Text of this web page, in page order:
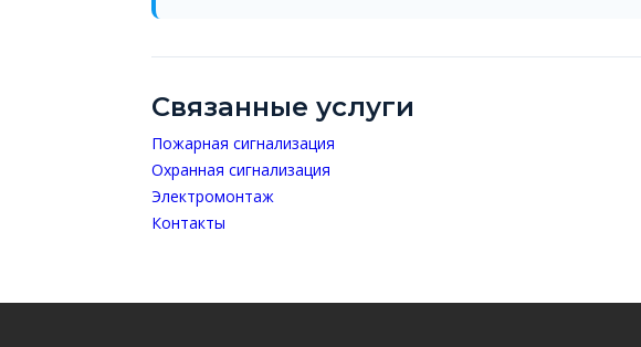
Связанные услуги
Пожарная сигнализация
Охранная сигнализация
Электромонтаж
Контакты